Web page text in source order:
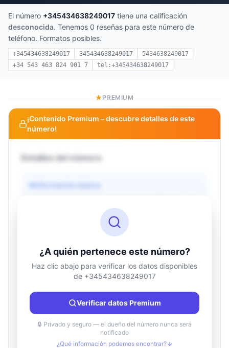
El número +345434638249017 tiene una calificación
desconocida. Tenemos 0 reseñas para este número de
teléfono. Formatos posibles.
+345434638249017 345434638249017
5434638249017
+34 543 463 824 901 7
tel:+345434638249017
PREMIUM
¡Contenido Premium – descubre detalles de este
número!
Detalles del número
Información básica
Información de ubicación
País
Desconocido
Ciudad
Desconocido
Región
Desconocido
¿A quién pertenece este número?
Haz clic abajo para verificar los datos disponibles
de +345434638249017
Verificar datos Premium
🔒 Privado y seguro — el dueño del número nunca será
notificado
¿Qué información podemos encontrar?